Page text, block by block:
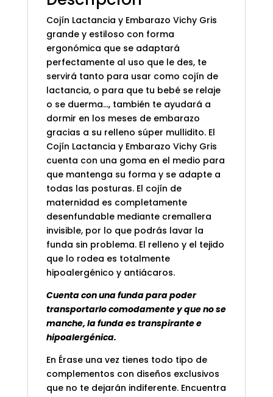
Cojín Lactancia y Embarazo Vichy Gris
grande y estiloso con forma
ergonómica que se adaptará
perfectamente al uso que le des, te
servirá tanto para usar como cojín de
lactancia, o para que tu bebé se relaje
o se duerma…, también te ayudará a
dormir en los meses de embarazo
gracias a su relleno súper mullidito. El
Cojín Lactancia y Embarazo Vichy Gris
cuenta con una goma en el medio para
que mantenga su forma y se adapte a
todas las posturas. El cojín de
maternidad es completamente
desenfundable mediante cremallera
invisible, por lo que podrás lavar la
funda sin problema. El relleno y el tejido
que lo rodea es totalmente
hipoalergénico y antiácaros.
Cuenta con una funda para poder
transportarlo comodamente y que no se
manche, la funda es transpirante e
hipoalergénica.
En Érase una vez tienes todo tipo de
complementos con diseños exclusivos
que no te dejarán indiferente. Encuentra